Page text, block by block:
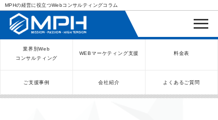
MPHの経営に役立つWebコンサルティングコラム
業界別Web
コンサルティング
WEBマーケティング支援 料金表
ご支援事例 会社紹介 よくあるご質問